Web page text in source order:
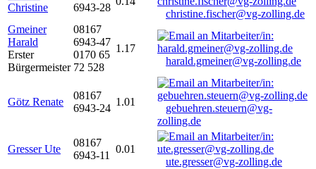
Christine
6943-28
christine.fischer@vg-zolling.de
Gmeiner
Harald
Erster
Bürgermeister
08167
6943-47
0170 65
72 528
1.17
harald.gmeiner@vg-zolling.de
Götz Renate
08167
6943-24
1.01
gebuehren.steuern@vg-
zolling.de
Gresser Ute
08167
6943-11
0.01
ute.gresser@vg-zolling.de